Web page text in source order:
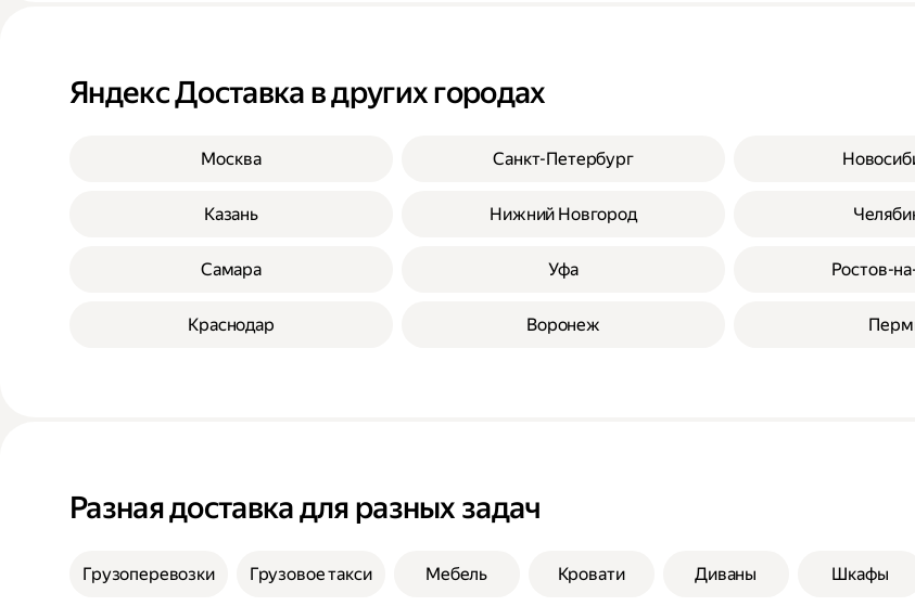
Яндекс Доставка в других городах
Москва Санкт-Петербург
Казань Нижний Новгород
Самара Уфа Ростов-
Краснодар Воронеж
Разная доставка для разных задач
Грузоперевозки Грузовое такси Мебель Кровати Диваны Шкафы